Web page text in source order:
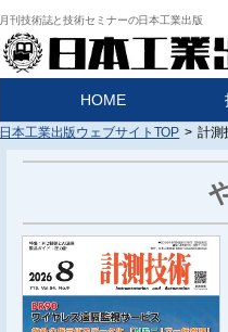
月刊技術誌と技術セミナーの日本工業出版
HOME
日本工業出版ウェブサイトTOP > 計